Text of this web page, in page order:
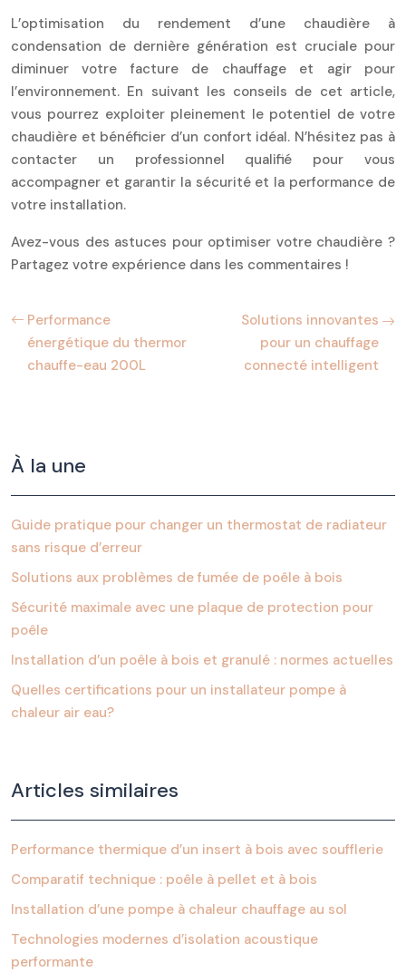
L’optimisation du rendement d’une chaudière à
condensation de dernière génération est cruciale pour
diminuer votre facture de chauffage et agir pour
l’environnement. En suivant les conseils de cet article,
vous pourrez exploiter pleinement le potentiel de votre
chaudière et bénéficier d’un confort idéal. N’hésitez pas à
contacter un professionnel qualifié pour vous
accompagner et garantir la sécurité et la performance de
votre installation.
Avez-vous des astuces pour optimiser votre chaudière ?
Partagez votre expérience dans les commentaires !
Performance
énergétique du thermor
chauffe-eau 200L
Solutions innovantes
pour un chauffage
connecté intelligent
À la une
Guide pratique pour changer un thermostat de radiateur
sans risque d’erreur
Solutions aux problèmes de fumée de poêle à bois
Sécurité maximale avec une plaque de protection pour
poêle
Installation d’un poêle à bois et granulé : normes actuelles
Quelles certifications pour un installateur pompe à
chaleur air eau?
Articles similaires
Performance thermique d’un insert à bois avec soufflerie
Comparatif technique : poêle à pellet et à bois
Installation d’une pompe à chaleur chauffage au sol
Technologies modernes d’isolation acoustique
performante